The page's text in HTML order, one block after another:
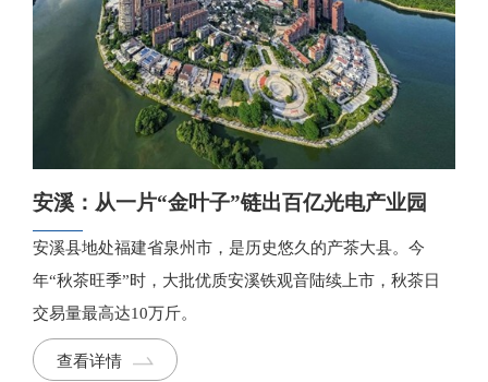
安溪：从一片“金叶子”链出百亿光电产业园
安溪县地处福建省泉州市，是历史悠久的产茶大县。今
年“秋茶旺季”时，大批优质安溪铁观音陆续上市，秋茶日
交易量最高达10万斤。
查看详情